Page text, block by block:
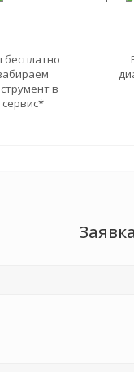
в
сервис*